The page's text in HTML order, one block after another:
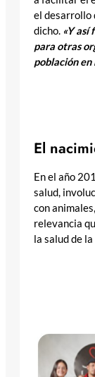
el desarrollo
dicho. «Y así
para otras
población en
El
En el año
salud,
con
relevancia
la salud de